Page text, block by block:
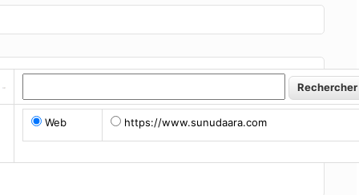
Web https://www.sunudaara.com